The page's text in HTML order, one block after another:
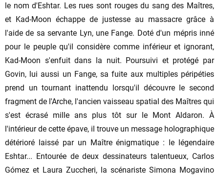
le nom d'Eshtar. Les rues sont rouges du sang des Maîtres,
et Kad-Moon échappe de justesse au massacre grâce à
l'aide de sa servante Lyn, une Fange. Doté d'un mépris inné
pour le peuple qu'il considère comme inférieur et ignorant,
Kad-Moon s'enfuit dans la nuit. Poursuivi et protégé par
Govin, lui aussi un Fange, sa fuite aux multiples péripéties
prend un tournant inattendu lorsqu'il découvre le second
fragment de l'Arche, l'ancien vaisseau spatial des Maîtres qui
s'est écrasé mille ans plus tôt sur le Mont Aldaron. À
l'intérieur de cette épave, il trouve un message holographique
détérioré laissé par un Maître énigmatique : le légendaire
Eshtar... Entourée de deux dessinateurs talentueux, Carlos
Gómez et Laura Zuccheri, la scénariste Simona Mogavino